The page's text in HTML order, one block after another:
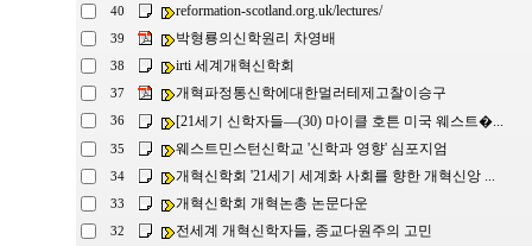
40 reformation-scotland.org.uk/lectures/
39 박형룡의신학원리 차영배
38 irti 세계개혁신학회
37 개혁파정통신학에대한멀러테제고찰이승구
36 [21세기 신학자들―(30) 마이클 호튼 미국 웨스트�...
35 웨스트민스턴신학교 '신학과 영향' 심포지엄
34 개혁신학회 '21세기 세계화 사회를 향한 개혁신앙 ...
33 개혁신학회 개혁논총 논문다운
32 전세계 개혁신학자들, 종교다원주의 고민